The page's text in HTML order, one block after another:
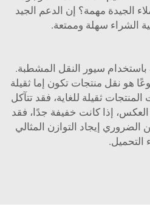
الجيدة مهمة؟ إن الدعم الجيد
الشراء سهلة وممتعة.
سيور النقل المشطبة.
هو نقل منتجات تكون إما ثقيلة
ثقيلة للغاية، فقد تتآكل
إذا كانت خفيفة جدًا، فقد
إيجاد التوازن المثالي
التحميل.